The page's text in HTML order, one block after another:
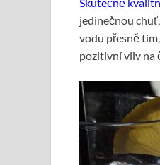
jedinečnou
vodu přesně
pozitivní vliv na